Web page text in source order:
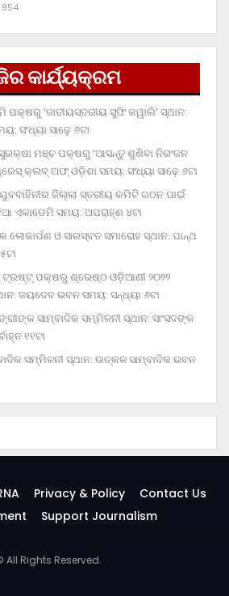
954
କାର୍ଯ୍ୟକ୍ରମ
ପକ୍ଷରୁ ‘ଜାତୀୟସ୍ତରୀୟ ସୁଫି କୱାଲି’ ସ୍ଥାନ:
ସଂଧ୍ୟା ସାଢ଼େ ୬ଟା
ମଞ୍ଚ ପକ୍ଷରୁ ‘ଆସନ୍ତୁ ଶୁଣିବା ନିରଂଜନ
କ୍ଲବ୍‌ ଅଫ୍‌ ଓଡ଼ିଶା ସମୟ: ସଂଧ୍ୟା ସାଢ଼େ ୬ଟା
ଜିଲ୍ଲା ସ୍ତରୀୟ କମିଟି ଗଠନ ପାଇଁ
ଏକାଡେମି ସମୟ: ଅପରାହ୍‌ଣ ୪ଟା
ଓ ସାରସ୍ବତ ସମାରୋହ ସ୍ଥାନ: ପାନ୍ଥ
ଟ୍ରଷ୍ଟ୍‌ ପକ୍ଷରୁ ଶ୍ରେଷ୍ଠ ଓଡ଼ିଆଣୀ ୨୦୨୨
ଜୟଦେବ ଭବନ ସମୟ: ସନ୍ଧ୍ୟା ୬ଟା
ସାମ୍ବାଦିକ ସମ୍ମିଳନୀ ସ୍ଥାନ: ସାଂସଦଙ୍କ
୧୧ଟା
ସମ୍ମିଳନୀ ସ୍ଥାନ: ଉତ୍କଳ ସାମ୍ବାଦିକ ଭବନ
Privacy & Policy
Contact Us
Support Journalism
All Rights Reserved.